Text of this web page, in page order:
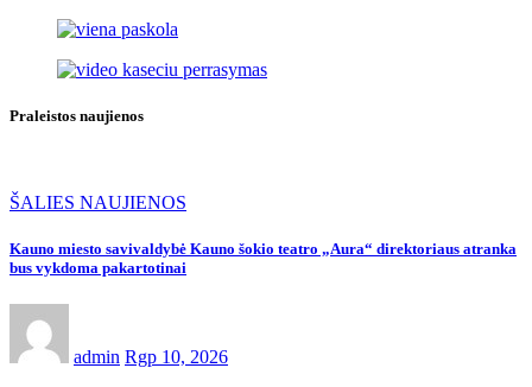
Praleistos naujienos
ŠALIES NAUJIENOS
Kauno miesto savivaldybė Kauno šokio teatro „Aura“ direktoriaus atranka
bus vykdoma pakartotinai
admin Rgp 10, 2026